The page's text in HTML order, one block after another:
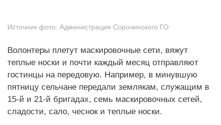
Источник фото: Администрация Сорочинского ГО
Волонтеры плетут маскировочные сети, вяжут
теплые носки и почти каждый месяц отправляют
гостинцы на передовую. Например, в минувшую
пятницу сельчане передали землякам, служащим в
15-й и 21-й бригадах, семь маскировочных сетей,
сладости, сало, чеснок и теплые носки.